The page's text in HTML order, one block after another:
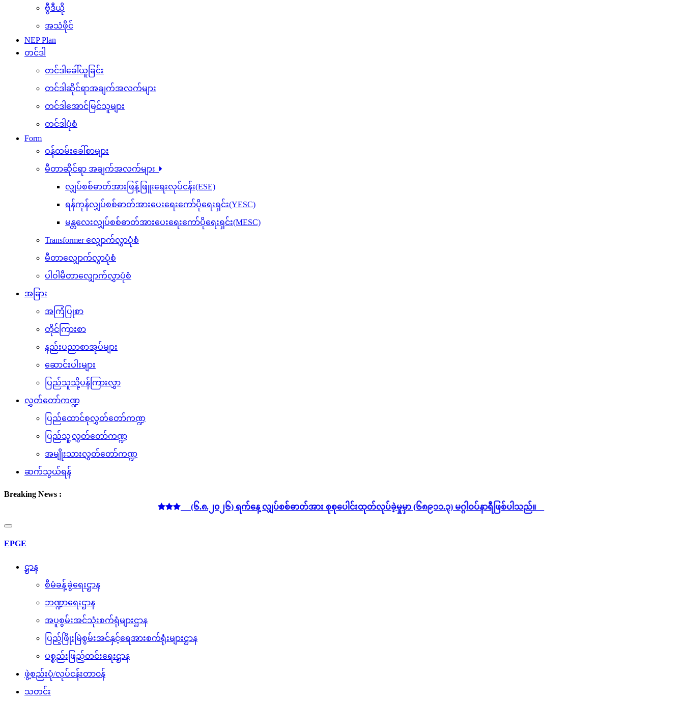
ဗွီဒီယို
အသံဖိုင်
NEP Plan
တင်ဒါ
တင်ဒါခေါ်ယူခြင်း
တင်ဒါဆိုင်ရာအချက်အလက်များ
တင်ဒါအောင်မြင်သူများ
တင်ဒါပုံစံ
Form
ဝန်ထမ်းခေါ်စာများ
မီတာဆိုင်ရာ အချက်အလက်များ
လျှပ်စစ်ဓာတ်အားဖြန့်ဖြူးရေးလုပ်ငန်း(ESE)
ရန်ကုန်လျှပ်စစ်ဓာတ်အားပေးရေးကော်ပိုရေးရှင်း(YESC)
မန္တလေးလျှပ်စစ်ဓာတ်အားပေးရေးကော်ပိုရေးရှင်း(MESC)
Transformer လျှောက်လွှာပုံစံ
မီတာလျှောက်လွှာပုံစံ
ပါဝါမီတာလျှောက်လွှာပုံစံ
အခြား
အကြံပြုစာ
တိုင်ကြားစာ
နည်းပညာစာအုပ်များ
ဆောင်းပါးများ
ပြည်သူသို့ပန်ကြားလွှာ
လွှတ်တော်ကဏ္ဍ
ပြည်ထောင်စုလွှတ်တော်ကဏ္ဍ
ပြည်သူ့လွှတ်တော်ကဏ္ဍ
အမျိုးသားလွှတ်တော်ကဏ္ဍ
ဆက်သွယ်ရန်
Breaking News :
(၆.၈.၂၀၂၆) ရက်နေ့ လျှပ်စစ်ဓာတ်အား စုစုပေါင်းထုတ်လုပ်ခဲ့မှုမှာ (၆၈၉၁၁.၃) မဂ္ဂါဝပ်နာရီဖြစ်ပါသည်။
Toggle
EPGE
ဌာန
စီမံခန့်ခွဲရေးဌာန
ဘဏ္ဍာရေးဌာန
အပူစွမ်းအင်သုံးစက်ရုံများဌာန
ပြည့်ဖြိုးမြဲစွမ်းအင်နှင့်ရေအားစက်ရုံးများဌာန
ပစ္စည်းဖြည့်တင်းရေးဌာန
ဖွဲ့စည်းပုံ/လုပ်ငန်းတာ၀န်
သတင်း